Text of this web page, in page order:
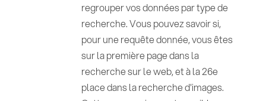
regrouper vos données par type de
recherche. Vous pouvez savoir si,
pour une requête donnée, vous êtes
sur la première page dans la
recherche sur le web, et à la 26e
place dans la recherche d'images.